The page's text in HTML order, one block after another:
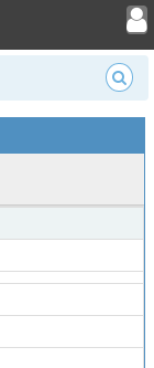
Toggle